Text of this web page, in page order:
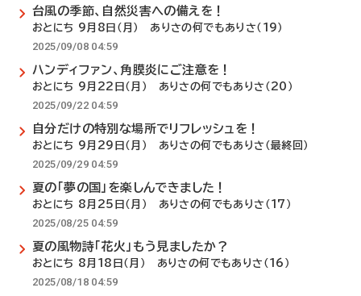
台風の季節、自然災害への備えを！
おとにち 9月8日（月） ありさの何でもありさ（19）
2025/09/08 04:59
ハンディファン、角膜炎にご注意を！
おとにち 9月22日（月） ありさの何でもありさ（20）
2025/09/22 04:59
自分だけの特別な場所でリフレッシュを！
おとにち 9月29日（月） ありさの何でもありさ（最終回）
2025/09/29 04:59
夏の「夢の国」を楽しんできました！
おとにち 8月25日（月） ありさの何でもありさ（17）
2025/08/25 04:59
夏の風物詩「花火」もう見ましたか？
おとにち 8月18日（月） ありさの何でもありさ（16）
2025/08/18 04:59